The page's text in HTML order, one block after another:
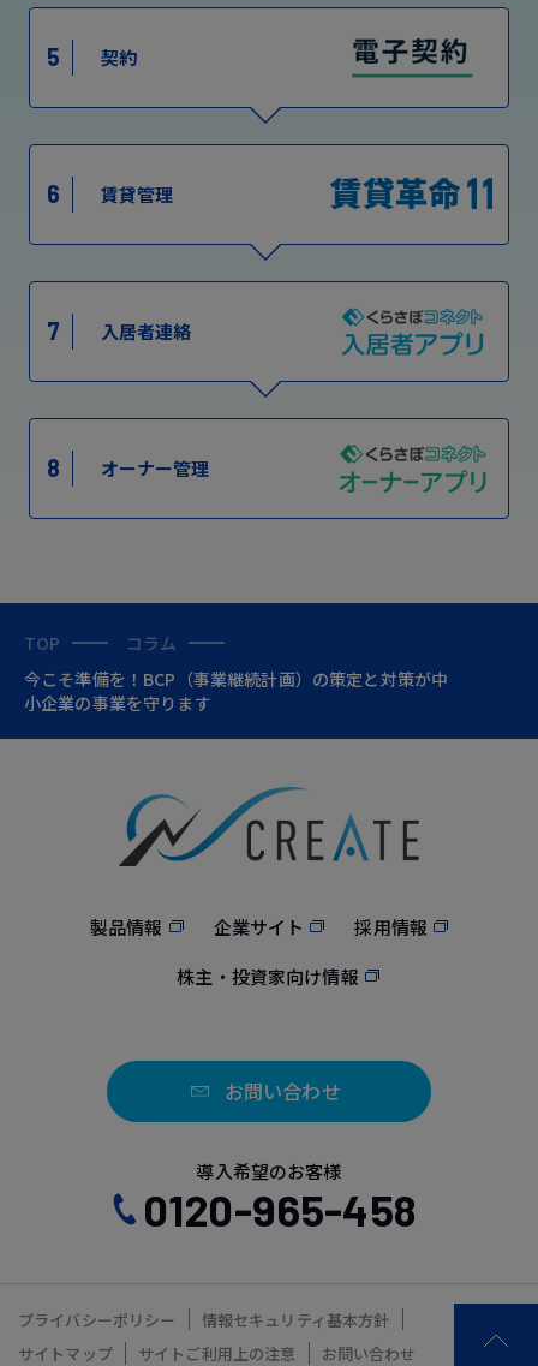
5 契約
6 賃貸管理
7 入居者連絡
8 オーナー管理
TOP
コラム
今こそ準備を！BCP（事業継続計画）の策定と対策が中
小企業の事業を守ります
製品情報 企業サイト
採用情報
株主・投資家向け情報
お問い合わせ
導入希望のお客様
0120-965-458
プライバシーポリシー
情報セキュリティ基本方針
サイトマップ
サイトご利用上の注意 お問い合わせ